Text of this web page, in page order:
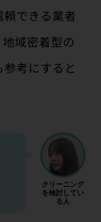
できる業者
域密着型の
考にすると